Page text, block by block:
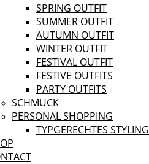
SPRING OUTFIT
SUMMER OUTFIT
AUTUMN OUTFIT
WINTER OUTFIT
FESTIVAL OUTFIT
FESTIVE OUTFITS
PARTY OUTFITS
SCHMUCK
PERSONAL SHOPPING
TYPGERECHTES STYLING